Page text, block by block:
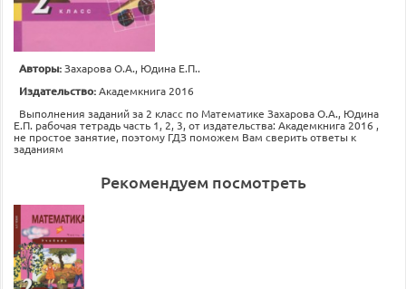
Авторы:Захарова О.А., Юдина Е.П..
Издательство:Академкнига 2016
Выполнения заданий за 2 класс по Математике Захарова О.А., Юдина
Е.П. рабочая тетрадь часть 1, 2, 3, от издательства: Академкнига 2016 ,
не простое занятие, поэтому ГДЗ поможем Вам сверить ответы к
заданиям
Рекомендуем посмотреть